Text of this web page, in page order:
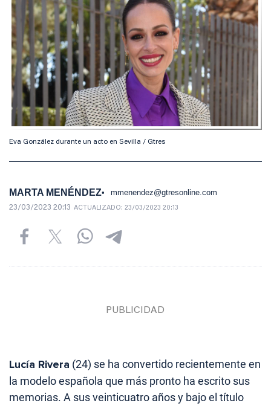
Eva González durante un acto en Sevilla / Gtres
MARTA MENÉNDEZ mmenendez@gtresonline.com
23/03/2023 20:13 ACTUALIZADO: 23/03/2023 20:13
Lucía Rivera (24) se ha convertido recientemente en
la modelo española que más pronto ha escrito sus
memorias. A sus veinticuatro años y bajo el título